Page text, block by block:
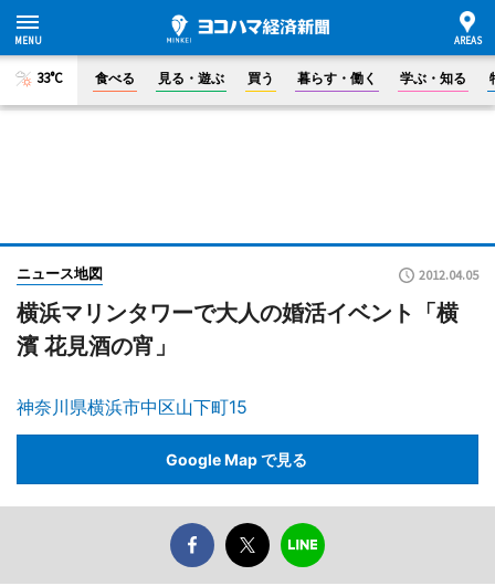
33°C 食べる 見る・遊ぶ 買う 暮らす・働く 学ぶ・知る
ニュース地図 2012.04.05
横浜マリンタワーで大人の婚活イベント「横
濱 花見酒の宵」
神奈川県横浜市中区山下町15
Google Map で見る